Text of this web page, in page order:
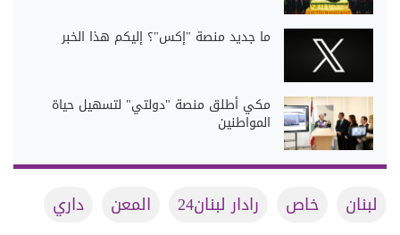
ما جديد منصة "إكس"؟ إليكم هذا الخبر
مكي أطلق منصة "دولتي" لتسهيل حياة
المواطنين
لبنان خاص رادار لبنان24 المعن
داري